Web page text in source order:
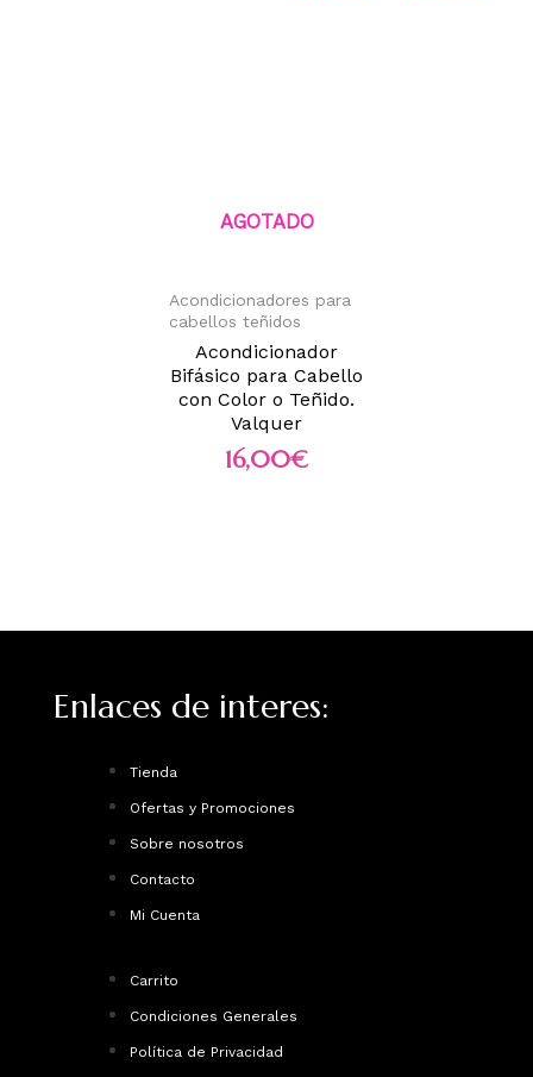
AGOTADO
Acondicionadores para
cabellos teñidos
Acondicionador
Bifásico para Cabello
con Color o Teñido.
Valquer
16,00€
Enlaces de interes:
Tienda
Ofertas y Promociones
Sobre nosotros
Contacto
Mi Cuenta
Carrito
Condiciones Generales
Política de Privacidad